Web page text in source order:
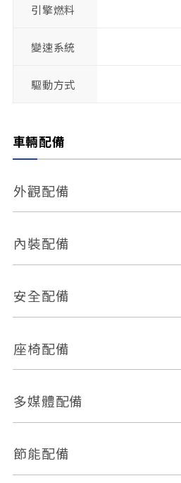
引擎燃料
變速系統
驅動方式
車輛配備
外觀配備
電動天窗
後視鏡方向指示燈
內裝配備
多功能方向盤
恆溫空調
安全配備
前座正面氣囊
ABS防鎖死
車道偏離警示
自動停車系統
座椅配備
皮椅
多媒體配備
外部音源接入
節能配備